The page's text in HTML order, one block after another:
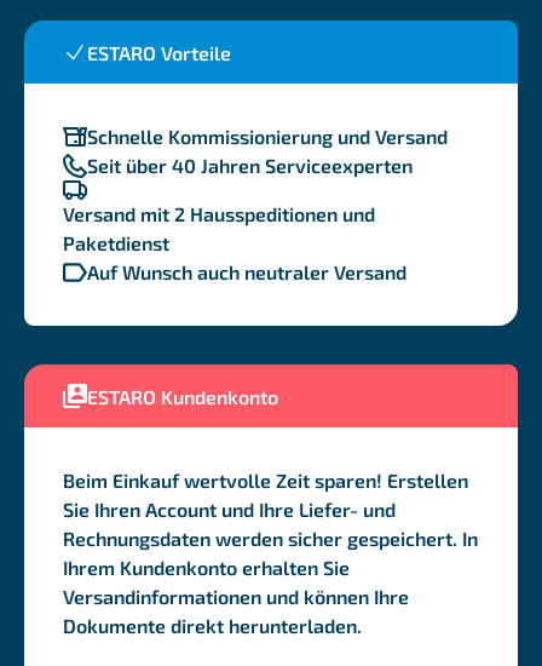
ESTARO Vorteile
Schnelle Kommissionierung und Versand
Seit über 40 Jahren Serviceexperten
Versand mit 2 Hausspeditionen und
Paketdienst
Auf Wunsch auch neutraler Versand
ESTARO Kundenkonto
Beim Einkauf wertvolle Zeit sparen! Erstellen
Sie Ihren Account und Ihre Liefer- und
Rechnungsdaten werden sicher gespeichert. In
Ihrem Kundenkonto erhalten Sie
Versandinformationen und können Ihre
Dokumente direkt herunterladen.